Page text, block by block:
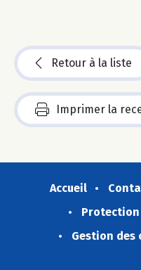
Retour à la liste
Imprimer la
Accueil
Protection
Gestion des